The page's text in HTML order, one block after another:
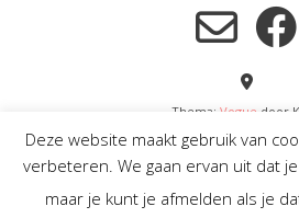
Thema: Vogue door
CONTACT IMPRESSIE KAPSALON
Deze website maakt gebruik van
verbeteren. We gaan ervan uit dat
maar je kunt je afmelden als je